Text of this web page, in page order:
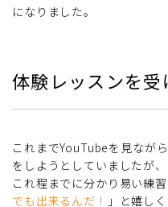
になりました。
体験レッスンを
これまでYouTubeを見なが
をしようとしていましたが、
これ程までに分かり易い練
でも出来るんだ！ 」と嬉し